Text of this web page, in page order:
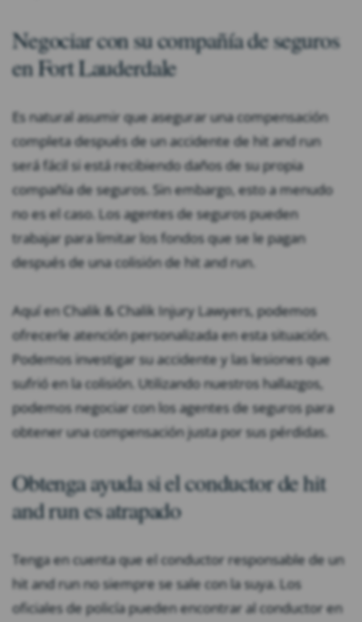
Negociar con su compañía de seguros
en Fort Lauderdale
Es natural asumir que asegurar una compensación
completa después de un accidente de hit and run
será fácil si está recibiendo daños de su propia
compañía de seguros. Sin embargo, esto a menudo
no es el caso. Los agentes de seguros pueden
trabajar para limitar los fondos que se le pagan
después de una colisión de hit and run.
Aquí en Chalik & Chalik Injury Lawyers, podemos
ofrecerle atención personalizada en esta situación.
Podemos investigar su accidente y las lesiones que
sufrió en la colisión. Utilizando nuestros hallazgos,
podemos negociar con los agentes de seguros para
obtener una compensación justa por sus pérdidas.
Obtenga ayuda si el conductor de hit
and run es atrapado
Tenga en cuenta que el conductor responsable de un
hit and run no siempre se sale con la suya. Los
oficiales de policía pueden encontrar al conductor en